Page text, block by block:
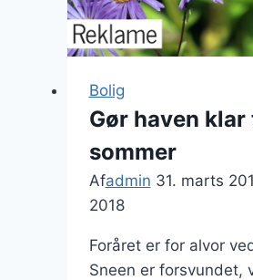
læs
med
her
Bolig
Gør haven klar
sommer
Afadmin 31. marts
2018
Foråret er for alvor
Sneen er forsvundet,